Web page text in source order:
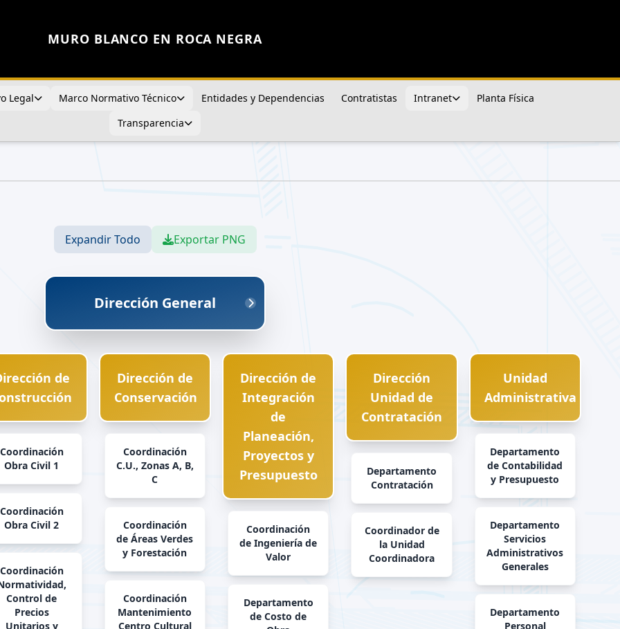
MURO BLANCO EN ROCA NEGRA
Legal Marco Normativo Técnico Entidades y Dependencias Contratistas Intranet
Planta Física
Transparencia
Expandir Todo Exportar PNG
Dirección General
de
Coordinación
Obra Civil 1
Coordinación
Obra Civil 2
Coordinación
Control de
Precios
Unitarios y
Dirección de
Conservación
Coordinación
C.U., Zonas A, B,
C
Coordinación
de Áreas Verdes
y Forestación
Coordinación
Mantenimiento
Centro Cultural
Dirección de
Integración
de
Planeación,
Proyectos y
Presupuesto
Coordinación
de Ingeniería de
Valor
Departamento
de Costo de
Dirección
Unidad de
Contratación
Departamento
Contratación
Coordinador de
la Unidad
Coordinadora
Unidad
Administrativa
Departamento
de Contabilidad
y Presupuesto
Departamento
Servicios
Administrativos
Generales
Departamento
Personal